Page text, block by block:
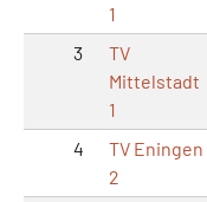
1
3
TV
Mittelstadt
1
4
TV Eningen
2